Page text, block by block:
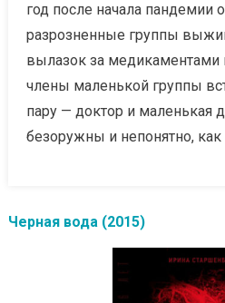
год после начала пандемии
разрозненные группы
вылазок за медикаментами
члены маленькой группы
пару — доктор и маленькая
безоружны и непонятно,
Черная вода (2015)